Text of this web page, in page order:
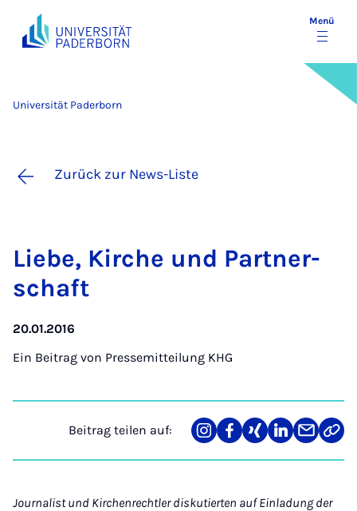
Menü
Universität Paderborn
Zurück zur News-Liste
Lie­be, Kir­che und Part­ner­
schaft
20.01.2016
Ein Beitrag von Pressemitteilung KHG
Beitrag teilen auf:
Teilen
auf
Teilen
auf
Teilen
auf
Teilen
auf
Teilen
über
Mail
Link
Journalist und Kirchenrechtler diskutierten auf Einladung der